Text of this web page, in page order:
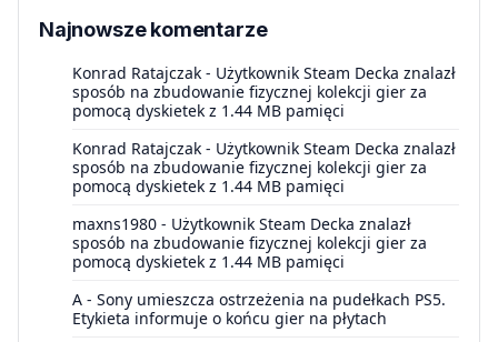
Najnowsze komentarze
Konrad Ratajczak - Użytkownik Steam Decka znalazł
sposób na zbudowanie fizycznej kolekcji gier za
pomocą dyskietek z 1.44 MB pamięci
Konrad Ratajczak - Użytkownik Steam Decka znalazł
sposób na zbudowanie fizycznej kolekcji gier za
pomocą dyskietek z 1.44 MB pamięci
maxns1980 - Użytkownik Steam Decka znalazł
sposób na zbudowanie fizycznej kolekcji gier za
pomocą dyskietek z 1.44 MB pamięci
A - Sony umieszcza ostrzeżenia na pudełkach PS5.
Etykieta informuje o końcu gier na płytach